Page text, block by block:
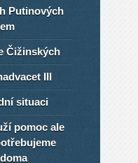
Putinových
Čižinských
III
situaci
pomoc ale